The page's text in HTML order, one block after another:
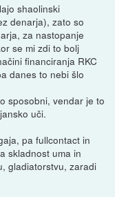
shaolinski
denarja), zato so
za nastopanje
se mi zdi to bolj
financiranja RKC
danes to nebi šlo
sposobni, vendar je to
uči.
pa fullcontact in
skladnost uma in
gladiatorstvu, zaradi